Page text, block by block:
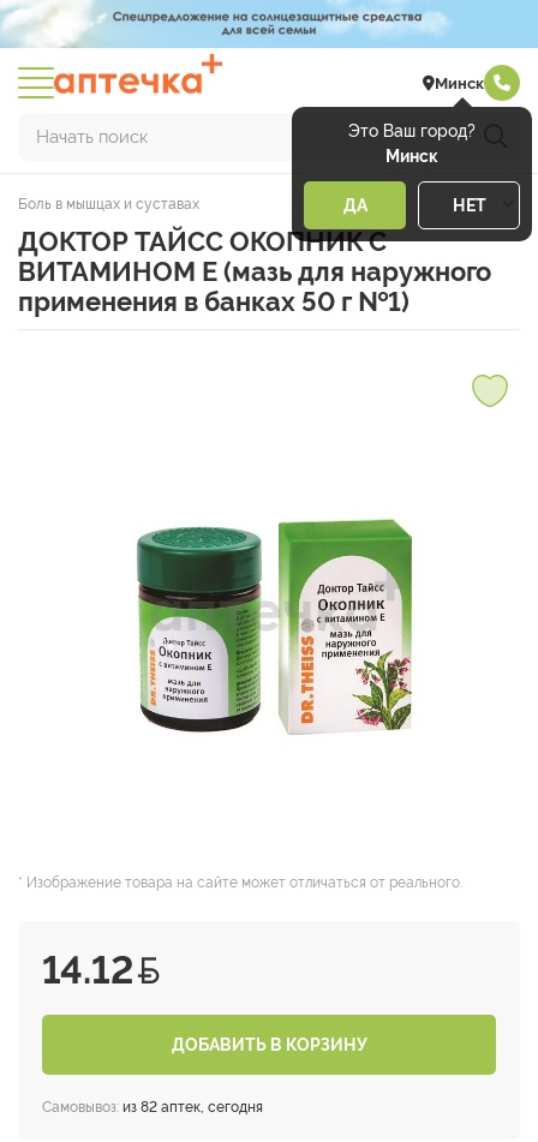
Минск
Это Ваш город?
Минск
ДА НЕТ
Начать поиск
Боль в мышцах и суставах
ДОКТОР ТАЙСС ОКОПНИК С
ВИТАМИНОМ Е (мазь для наружного
применения в банках 50 г №1)
* Изображение товара на сайте может отличаться от реального.
14.12
ДОБАВИТЬ В КОРЗИНУ
Самовывоз: из 82 аптек, сегодня